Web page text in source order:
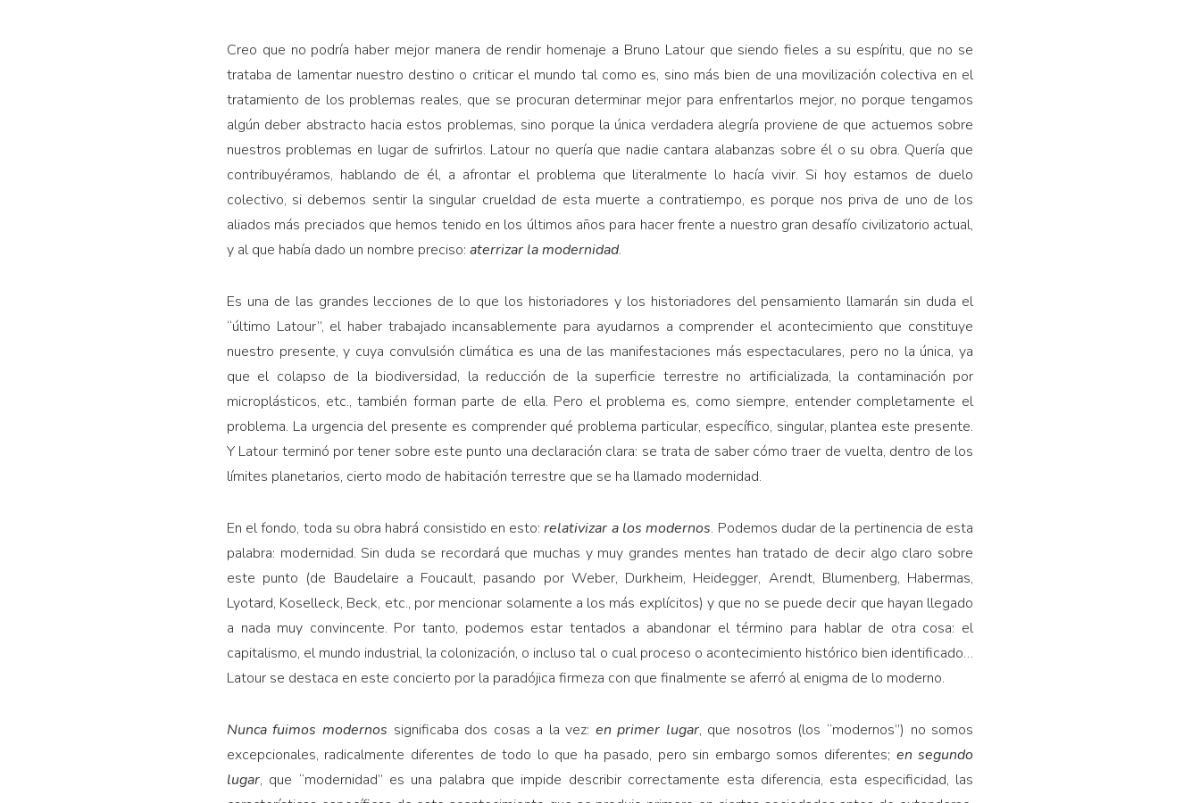
Creo que no podría haber mejor manera de rendir homenaje a Bruno Latour que siendo fieles a su espíritu, que no se
trataba de lamentar nuestro destino o criticar el mundo tal como es, sino más bien de una movilización colectiva en el
tratamiento de los problemas reales, que se procuran determinar mejor para enfrentarlos mejor, no porque tengamos
algún deber abstracto hacia estos problemas, sino porque la única verdadera alegría proviene de que actuemos sobre
nuestros problemas en lugar de sufrirlos. Latour no quería que nadie cantara alabanzas sobre él o su obra. Quería que
contribuyéramos, hablando de él, a afrontar el problema que literalmente lo hacía vivir. Si hoy estamos de duelo
colectivo, si debemos sentir la singular crueldad de esta muerte a contratiempo, es porque nos priva de uno de los
aliados más preciados que hemos tenido en los últimos años para hacer frente a nuestro gran desafío civilizatorio actual,
y al que había dado un nombre preciso: aterrizar la modernidad.
Es una de las grandes lecciones de lo que los historiadores y los historiadores del pensamiento llamarán sin duda el
“último Latour”, el haber trabajado incansablemente para ayudarnos a comprender el acontecimiento que constituye
nuestro presente, y cuya convulsión climática es una de las manifestaciones más espectaculares, pero no la única, ya
que el colapso de la biodiversidad, la reducción de la superficie terrestre no artificializada, la contaminación por
microplásticos, etc., también forman parte de ella. Pero el problema es, como siempre, entender completamente el
problema. La urgencia del presente es comprender qué problema particular, específico, singular, plantea este presente.
Y Latour terminó por tener sobre este punto una declaración clara: se trata de saber cómo traer de vuelta, dentro de los
límites planetarios, cierto modo de habitación terrestre que se ha llamado modernidad.
En el fondo, toda su obra habrá consistido en esto:relativizar a los modernos. Podemos dudar de la pertinencia de esta
palabra: modernidad. Sin duda se recordará que muchas y muy grandes mentes han tratado de decir algo claro sobre
este punto (de Baudelaire a Foucault, pasando por Weber, Durkheim, Heidegger, Arendt, Blumenberg, Habermas,
Lyotard, Koselleck, Beck, etc., por mencionar solamente a los más explícitos) y que no se puede decir que hayan llegado
a nada muy convincente. Por tanto, podemos estar tentados a abandonar el término para hablar de otra cosa: el
capitalismo, el mundo industrial, la colonización, o incluso tal o cual proceso o acontecimiento histórico bien identificado…
Latour se destaca en este concierto por la paradójica firmeza con que finalmente se aferró al enigma de lo moderno.
Nunca fuimos modernos significaba dos cosas a la vez: en primer lugar, que nosotros (los “modernos”) no somos
excepcionales, radicalmente diferentes de todo lo que ha pasado, pero sin embargo somos diferentes; en segundo
lugar, que “modernidad” es una palabra que impide describir correctamente esta diferencia, esta especificidad, las